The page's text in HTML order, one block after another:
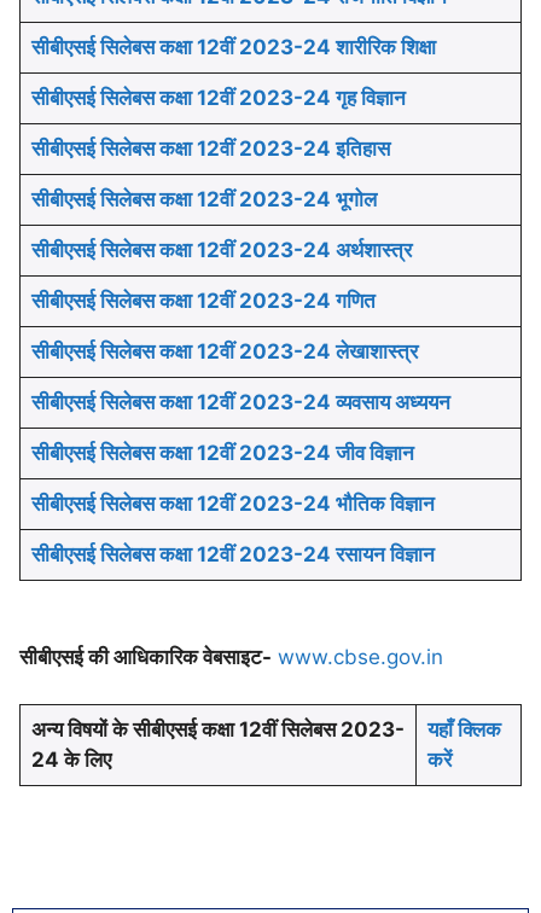
सीबीएसई सिलेबस कक्षा 12वीं 2023-24 शारीरिक शिक्षा
सीबीएसई सिलेबस कक्षा 12वीं 2023-24 गृह विज्ञान
सीबीएसई सिलेबस कक्षा 12वीं 2023-24 इतिहास
सीबीएसई सिलेबस कक्षा 12वीं 2023-24 भूगोल
सीबीएसई सिलेबस कक्षा 12वीं 2023-24 अर्थशास्त्र
सीबीएसई सिलेबस कक्षा 12वीं 2023-24 गणित
सीबीएसई सिलेबस कक्षा 12वीं 2023-24 लेखाशास्त्र
सीबीएसई सिलेबस कक्षा 12वीं 2023-24 व्यवसाय अध्ययन
सीबीएसई सिलेबस कक्षा 12वीं 2023-24 जीव विज्ञान
सीबीएसई सिलेबस कक्षा 12वीं 2023-24 भौतिक विज्ञान
सीबीएसई सिलेबस कक्षा 12वीं 2023-24 रसायन विज्ञान
सीबीएसई की आधिकारिक वेबसाइट- www.cbse.gov.in
अन्य विषयों के सीबीएसई कक्षा 12वीं सिलेबस 2023-
24 के लिए
यहाँ क्लिक
करें